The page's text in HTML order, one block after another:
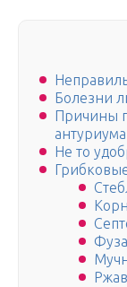
Болезни
Причины
антуриума
Не то